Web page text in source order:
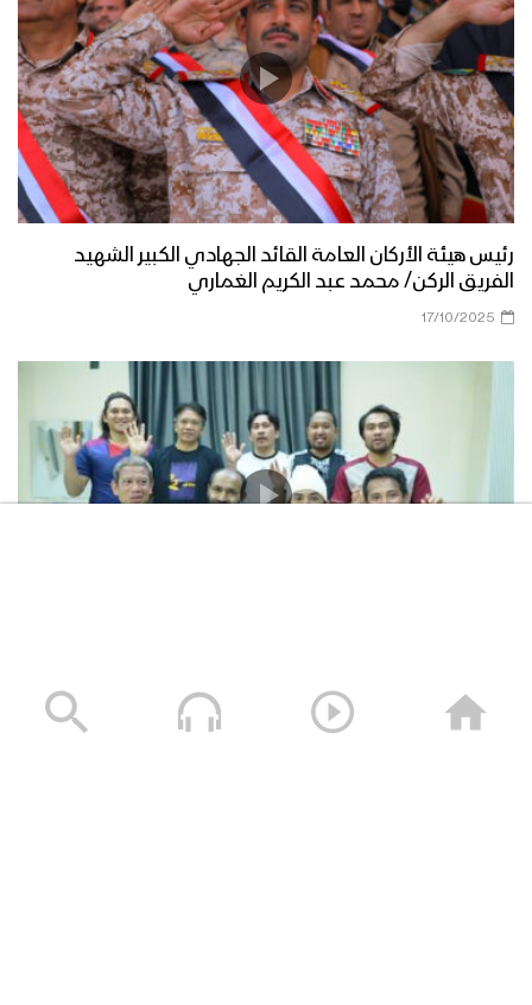
رئيس هيئة الأركان العامة القائد الجهادي الكبير الشهيد
الفريق الركن/ محمد عبد الكريم الغماري
17/10/2025
التي اغرقتها القوات المسلحة اليمنية